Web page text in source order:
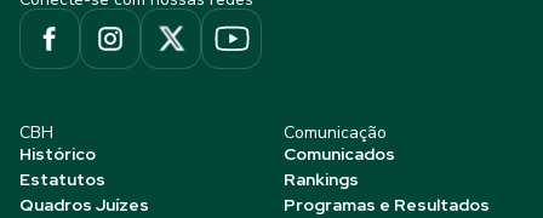
CBH
Histórico
Estatutos
Quadros Juízes
Comunicação
Comunicados
Rankings
Programas e Resultados